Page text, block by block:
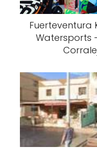
Fuerteventura
Watersports